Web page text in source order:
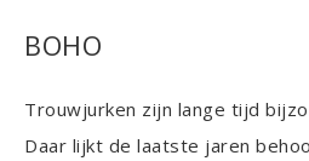
BOHO
Trouwjurken zijn lange tijd
Daar lijkt de laatste jaren